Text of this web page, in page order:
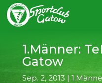
1.Männer:
Gatow
Sep. 2, 2013|